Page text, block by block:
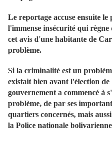
Le reportage accuse ensuite
l'immense insécurité qui
cet avis d'une habitante de
problème.
Si la criminalité est un
existait bien avant l'élection de
gouvernement a commencé à
problème, de par ses
quartiers concernés, mais
la Police nationale